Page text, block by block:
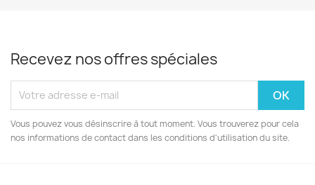
Recevez nos offres spéciales
Vous pouvez vous désinscrire à tout moment. Vous trouverez pour cela
nos informations de contact dans les conditions d'utilisation du site.